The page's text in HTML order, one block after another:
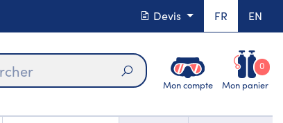
Devis FR EN
Rechercher
Mon compte Mon panier
0